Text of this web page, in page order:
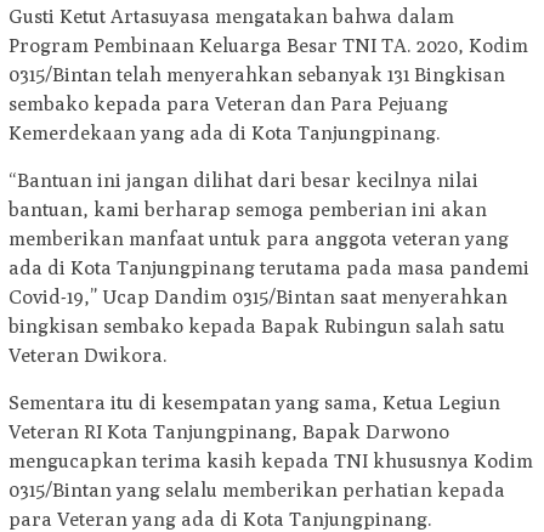
Gusti Ketut Artasuyasa mengatakan bahwa dalam
Program Pembinaan Keluarga Besar TNI TA. 2020, Kodim
0315/Bintan telah menyerahkan sebanyak 131 Bingkisan
sembako kepada para Veteran dan Para Pejuang
Kemerdekaan yang ada di Kota Tanjungpinang.
“Bantuan ini jangan dilihat dari besar kecilnya nilai
bantuan, kami berharap semoga pemberian ini akan
memberikan manfaat untuk para anggota veteran yang
ada di Kota Tanjungpinang terutama pada masa pandemi
Covid-19,” Ucap Dandim 0315/Bintan saat menyerahkan
bingkisan sembako kepada Bapak Rubingun salah satu
Veteran Dwikora.
Sementara itu di kesempatan yang sama, Ketua Legiun
Veteran RI Kota Tanjungpinang, Bapak Darwono
mengucapkan terima kasih kepada TNI khususnya Kodim
0315/Bintan yang selalu memberikan perhatian kepada
para Veteran yang ada di Kota Tanjungpinang.